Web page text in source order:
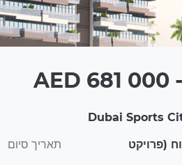
AED 681 000
Dubai Sports
(פרויקט
תאריך סיום